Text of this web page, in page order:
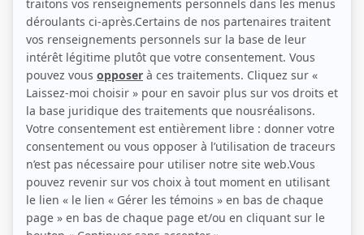
« 1 2 3 4 »
Page 1 de 4, 46 résultat(s)
Indéfendable : Sans trace
Sans trace transporte les amateurs de la sérieIndéfendablequelques
semaines avant la finale de la saison 4. Un retour dans le temps où les
trajectoires de deux clients du cabinet Lapointe, MacDonald & Nolin —
tous deux acquittés des crimes dont on les accusait — finissent par se
cr...
Consulter